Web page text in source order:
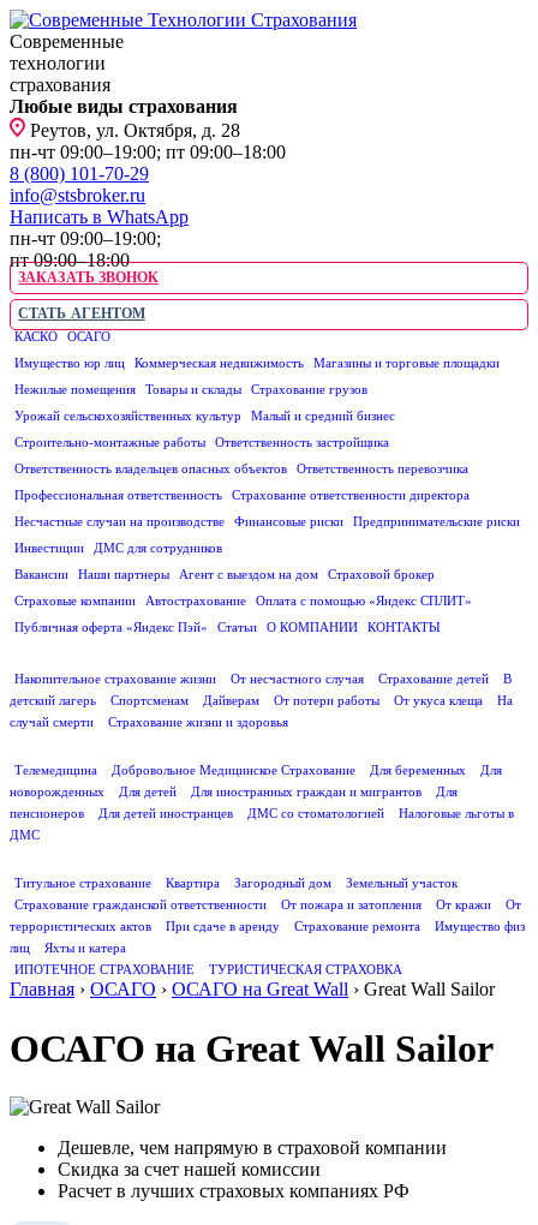
Современные
технологии
страхования
Любые виды страхования
Реутов, ул. Октября, д. 28
пн-чт 09:00–19:00; пт 09:00–18:00
8 (800) 101-70-29
info@stsbroker.ru
Написать в WhatsApp
пн-чт 09:00–19:00;
пт 09:00–18:00
ЗАКАЗАТЬ ЗВОНОК
СТАТЬ АГЕНТОМ
КАСКО ОСАГО
Имущество юр лиц
Коммерческая недвижимость
Магазины и торговые площадки
Нежилые помещения
Товары и склады
Страхование грузов
Урожай сельскохозяйственных культур
Малый и средний бизнес
Строительно-монтажные работы
Ответственность застройщика
Ответственность владельцев опасных объектов
Ответственность перевозчика
Профессиональная ответственность
Страхование ответственности директора
Несчастные случаи на производстве
Финансовые риски
Предпринимательские риски
Инвестиции
ДМС для сотрудников
Вакансии
Наши партнеры Агент с выездом на дом
Страховой брокер
Страховые компании
Автострахование
Оплата с помощью «Яндекс СПЛИТ»
Публичная оферта «Яндекс Пэй»
Статьи О КОМПАНИИ
КОНТАКТЫ
Накопительное страхование жизни
От несчастного случая Страхование детей
В
детский лагерь
Спортсменам Дайверам От потери работы От укуса клеща
На
случай смерти
Страхование жизни и здоровья
Телемедицина
Добровольное Медицинское Страхование Для беременных
Для
новорожденных
Для детей Для иностранных граждан и мигрантов
Для
пенсионеров
Для детей иностранцев ДМС со стоматологией
Налоговые льготы в
ДМС
Титульное страхование
Квартира Загородный дом
Земельный участок
Страхование гражданской ответственности
От пожара и затопления От кражи
От
террористических актов
При сдаче в аренду Страхование ремонта
Имущество физ
лиц
Яхты и катера
ИПОТЕЧНОЕ СТРАХОВАНИЕ
ТУРИСТИЧЕСКАЯ СТРАХОВКА
Главная › ОСАГО › ОСАГО на Great Wall › Great Wall Sailor
ОСАГО на Great Wall Sailor
Дешевле, чем напрямую в страховой компании
Скидка за счет нашей комиссии
Расчет в лучших страховых компаниях РФ